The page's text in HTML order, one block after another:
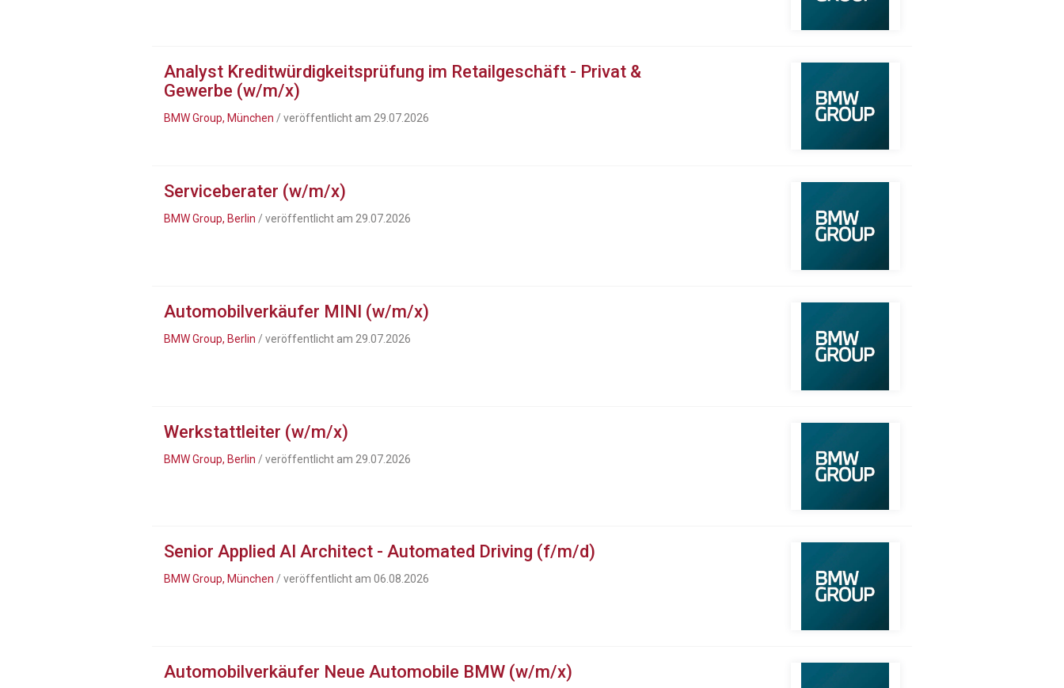
Analyst Kreditwürdigkeitsprüfung im Retailgeschäft - Privat &
Gewerbe (w/m/x)
BMW Group, München / veröffentlicht am 29.07.2026
Serviceberater (w/m/x)
BMW Group, Berlin / veröffentlicht am 29.07.2026
Automobilverkäufer MINI (w/m/x)
BMW Group, Berlin / veröffentlicht am 29.07.2026
Werkstattleiter (w/m/x)
BMW Group, Berlin / veröffentlicht am 29.07.2026
Senior Applied AI Architect - Automated Driving (f/m/d)
BMW Group, München / veröffentlicht am 06.08.2026
Automobilverkäufer Neue Automobile BMW (w/m/x)